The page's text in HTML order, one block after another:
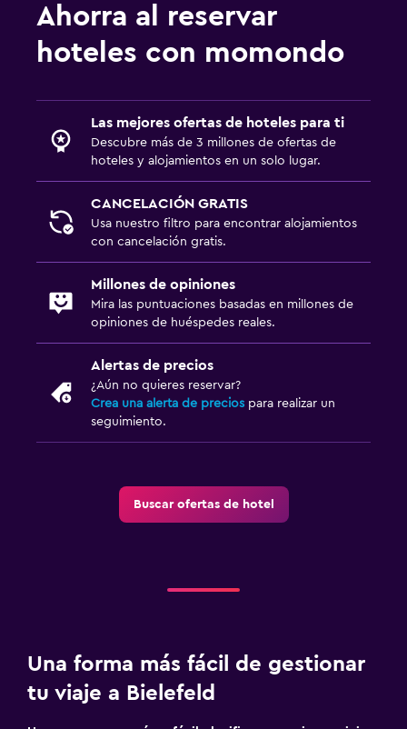
Ahorra al reservar
hoteles con momondo
Las mejores ofertas de hoteles para ti
Descubre más de 3 millones de ofertas de
hoteles y alojamientos en un solo lugar.
CANCELACIÓN GRATIS
Usa nuestro filtro para encontrar alojamientos
con cancelación gratis.
Millones de opiniones
Mira las puntuaciones basadas en millones de
opiniones de huéspedes reales.
Alertas de precios
¿Aún no quieres reservar?
Crea una alerta de precios para realizar un
seguimiento.
Buscar ofertas de hotel
Una forma más fácil de gestionar
tu viaje a Bielefeld